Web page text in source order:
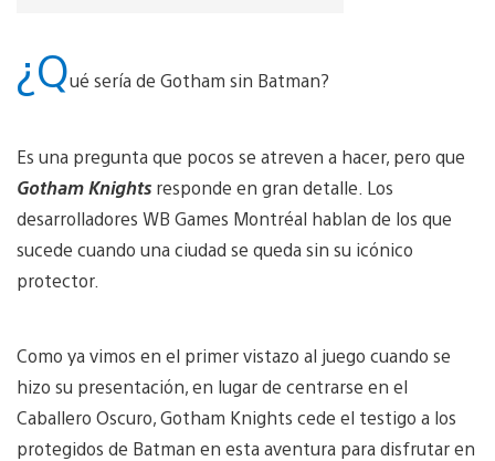
¿Qué sería de Gotham sin Batman?
Es una pregunta que pocos se atreven a hacer, pero que
Gotham Knights responde en gran detalle. Los
desarrolladores WB Games Montréal hablan de los que
sucede cuando una ciudad se queda sin su icónico
protector.
Como ya vimos en el primer vistazo al juego cuando se
hizo su presentación, en lugar de centrarse en el
Caballero Oscuro, Gotham Knights cede el testigo a los
protegidos de Batman en esta aventura para disfrutar en